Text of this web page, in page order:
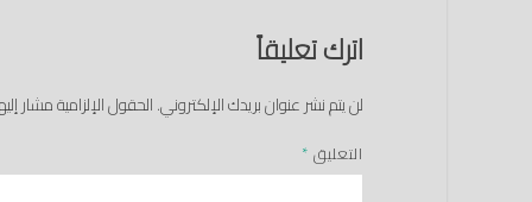
اترك تعليقاً
لن يتم نشر عنوان بريدك الإلكتروني.الحقول الإلزامية مشار
التعليق *